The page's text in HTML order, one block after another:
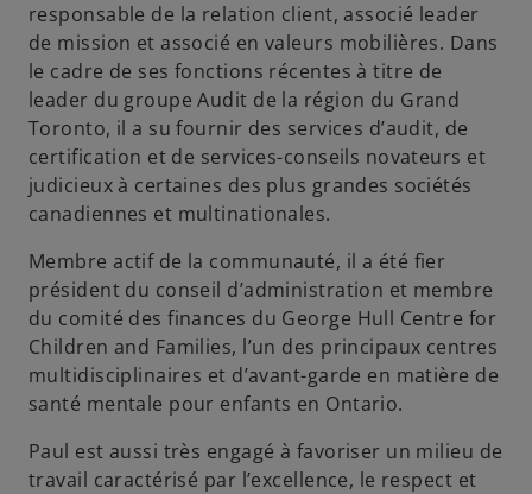
responsable de la relation client, associé leader
de mission et associé en valeurs mobilières. Dans
le cadre de ses fonctions récentes à titre de
leader du groupe Audit de la région du Grand
Toronto, il a su fournir des services d’audit, de
certification et de services-conseils novateurs et
judicieux à certaines des plus grandes sociétés
canadiennes et multinationales.
Membre actif de la communauté, il a été fier
président du conseil d’administration et membre
du comité des finances du George Hull Centre for
Children and Families, l’un des principaux centres
multidisciplinaires et d’avant-garde en matière de
santé mentale pour enfants en Ontario.
Paul est aussi très engagé à favoriser un milieu de
travail caractérisé par l’excellence, le respect et